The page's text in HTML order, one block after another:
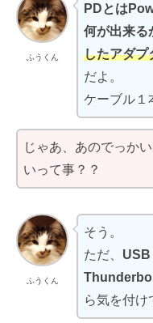
ふうくん
PDとは
何が出来る
したアダプ
だよ。
ケーブル１
じゃあ、あのでっか
いって事？？
ふうくん
そう。
ただ、 USB
ら気を付け